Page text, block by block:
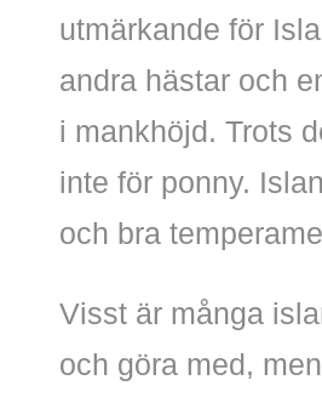
utmärkande för
andra hästar och
i mankhöjd. Trots
inte för ponny.
och bra
Visst är många
och göra med,